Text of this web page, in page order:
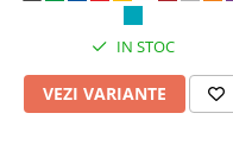
Masurare si taiere
Lampi portabile
IN STOC
VEZI VARIANTE